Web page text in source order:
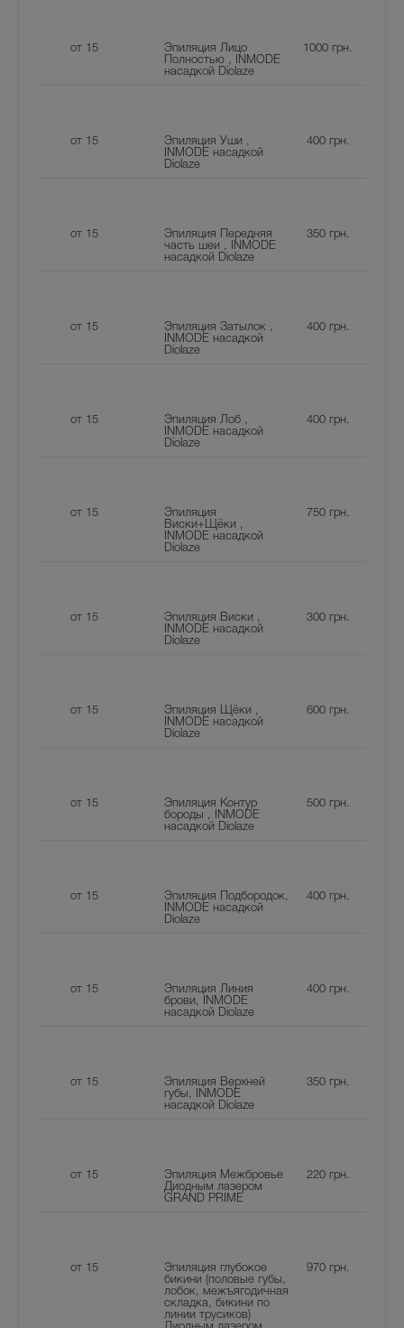
от 15
Эпиляция Лицо
Полностью , INMODE
насадкой Diolaze
1000 грн.
от 15
Эпиляция Уши ,
INMODE насадкой
Diolaze
400грн.
от 15
Эпиляция Передняя
часть шеи , INMODE
насадкой Diolaze
350грн.
от 15
Эпиляция Затылок ,
INMODE насадкой
Diolaze
400грн.
от 15
Эпиляция Лоб ,
INMODE насадкой
Diolaze
400грн.
от 15
Эпиляция
Виски+Щёки ,
INMODE насадкой
Diolaze
750грн.
от 15
Эпиляция Виски ,
INMODE насадкой
Diolaze
300грн.
от 15
Эпиляция Щёки ,
INMODE насадкой
Diolaze
600грн.
от 15
Эпиляция Контур
бороды , INMODE
насадкой Diolaze
500грн.
от 15
Эпиляция Подбородок,
INMODE насадкой
Diolaze
400грн.
от 15
Эпиляция Линия
брови, INMODE
насадкой Diolaze
400грн.
от 15
Эпиляция Верхней
губы, INMODE
насадкой Diolaze
350грн.
от 15
Эпиляция Межбровье
Диодным лазером
GRAND PRIME
220грн.
от 15
Эпиляция глубокое
бикини (половые губы,
лобок, межъягодичная
складка, бикини по
линии трусиков)
970грн.